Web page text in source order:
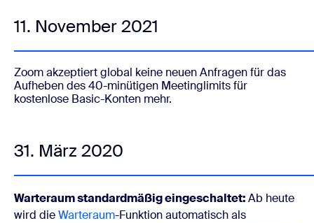
11. November 2021
Zoom akzeptiert global keine neuen Anfragen für das
Aufheben des 40-minütigen Meetinglimits für
kostenlose Basic-Konten mehr.
31. März 2020
Warteraum standardmäßig eingeschaltet:Ab heute
wird dieWarteraum-Funktionautomatisch als